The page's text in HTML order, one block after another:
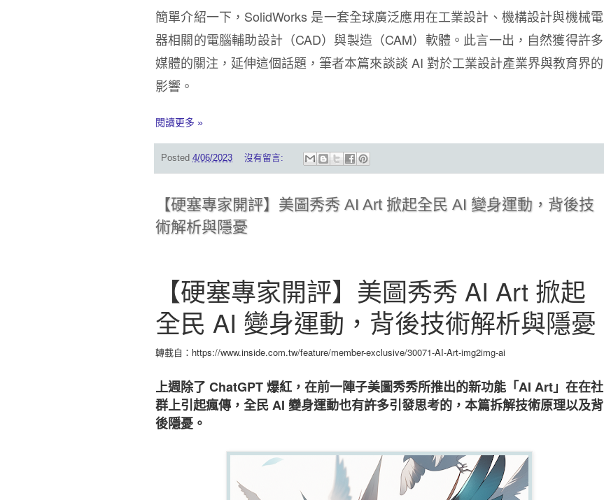
簡單介紹一下，SolidWorks 是一套全球廣泛應用在工業設計、機構設計與機械電
器相關的電腦輔助設計（CAD）與製造（CAM）軟體。此言一出，自然獲得許多
媒體的關注，延伸這個話題，筆者本篇來談談 AI 對於工業設計產業界與教育界的
影響。
閱讀更多 »
Posted 4/06/2023 沒有留言:
【硬塞專家開評】美圖秀秀 AI Art 掀起全民 AI 變身運動，背後技
術解析與隱憂
【硬塞專家開評】美圖秀秀 AI Art 掀起
全民 AI 變身運動，背後技術解析與隱憂
轉載自：https://www.inside.com.tw/feature/member-exclusive/30071-AI-Art-img2img-ai
上週除了 ChatGPT 爆紅，在前一陣子美圖秀秀所推出的新功能「AI Art」在在社
群上引起瘋傳，全民 AI 變身運動也有許多引發思考的，本篇拆解技術原理以及背
後隱憂。